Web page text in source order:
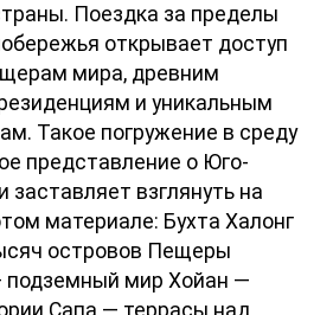
Поездка за пределы
открывает доступ
мира, древним
и уникальным
Такое погружение в среду
представление о Юго-
заставляет взглянуть на
материале: Бухта Халонг
островов Пещеры
подземный мир Хойан —
Сапа — террасы над